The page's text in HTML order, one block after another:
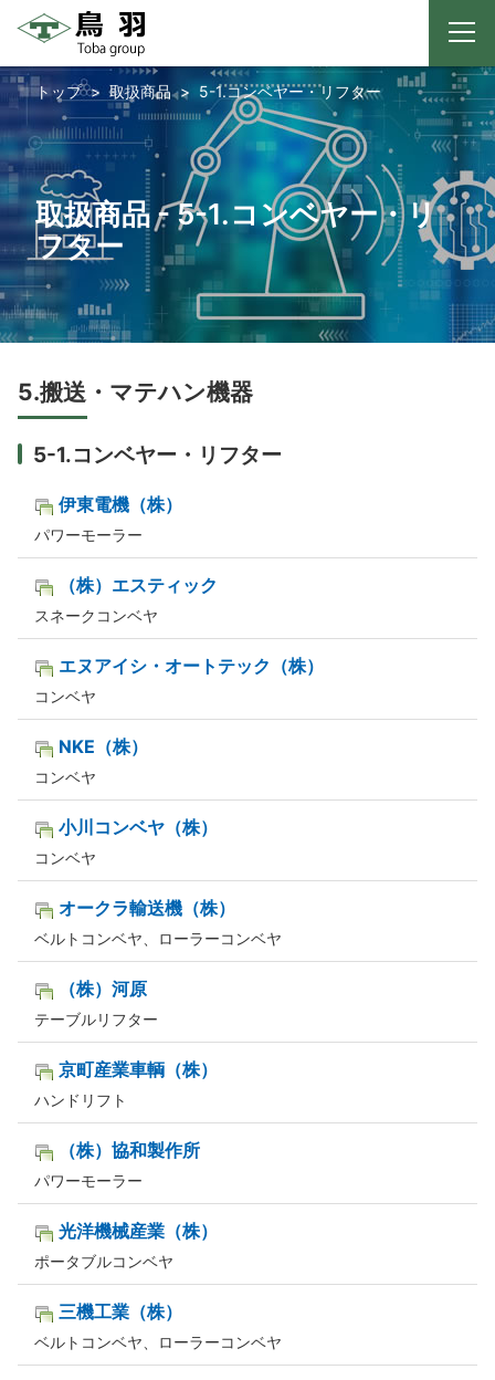
コ
ン
テ
ン
ツ
へ
キ
ッ
プ
ニ
ュ
ー
トップ 取扱商品 5-1.コンベヤー・リフター
取扱商品 - 5-1.コンベヤー・リ
フター
5.搬送・マテハン機器
5-1.コンベヤー・リフター
伊東電機（株）
パワーモーラー
（株）エスティック
スネークコンベヤ
エヌアイシ・オートテック（株）
コンベヤ
NKE（株）
コンベヤ
小川コンベヤ（株）
コンベヤ
オークラ輸送機（株）
ベルトコンベヤ、ローラーコンベヤ
（株）河原
テーブルリフター
京町産業車輌（株）
ハンドリフト
（株）協和製作所
パワーモーラー
光洋機械産業（株）
ポータブルコンベヤ
三機工業（株）
ベルトコンベヤ、ローラーコンベヤ